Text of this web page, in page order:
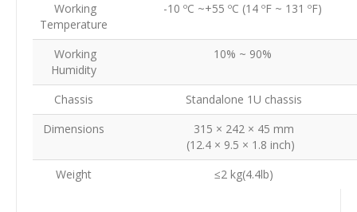
Working
Temperature
-10 ºC ~+55 ºC (14 ºF ~ 131 ºF)
Working
Humidity
10% ~ 90%
Chassis
Standalone 1U chassis
Dimensions
315 × 242 × 45 mm
(12.4 × 9.5 × 1.8 inch)
Weight
≤2 kg(4.4lb)